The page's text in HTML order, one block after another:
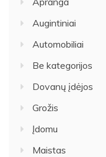
Augintiniai
Automobiliai
Be kategorijos
Dovanų įdėjos
Grožis
Įdomu
Maistas